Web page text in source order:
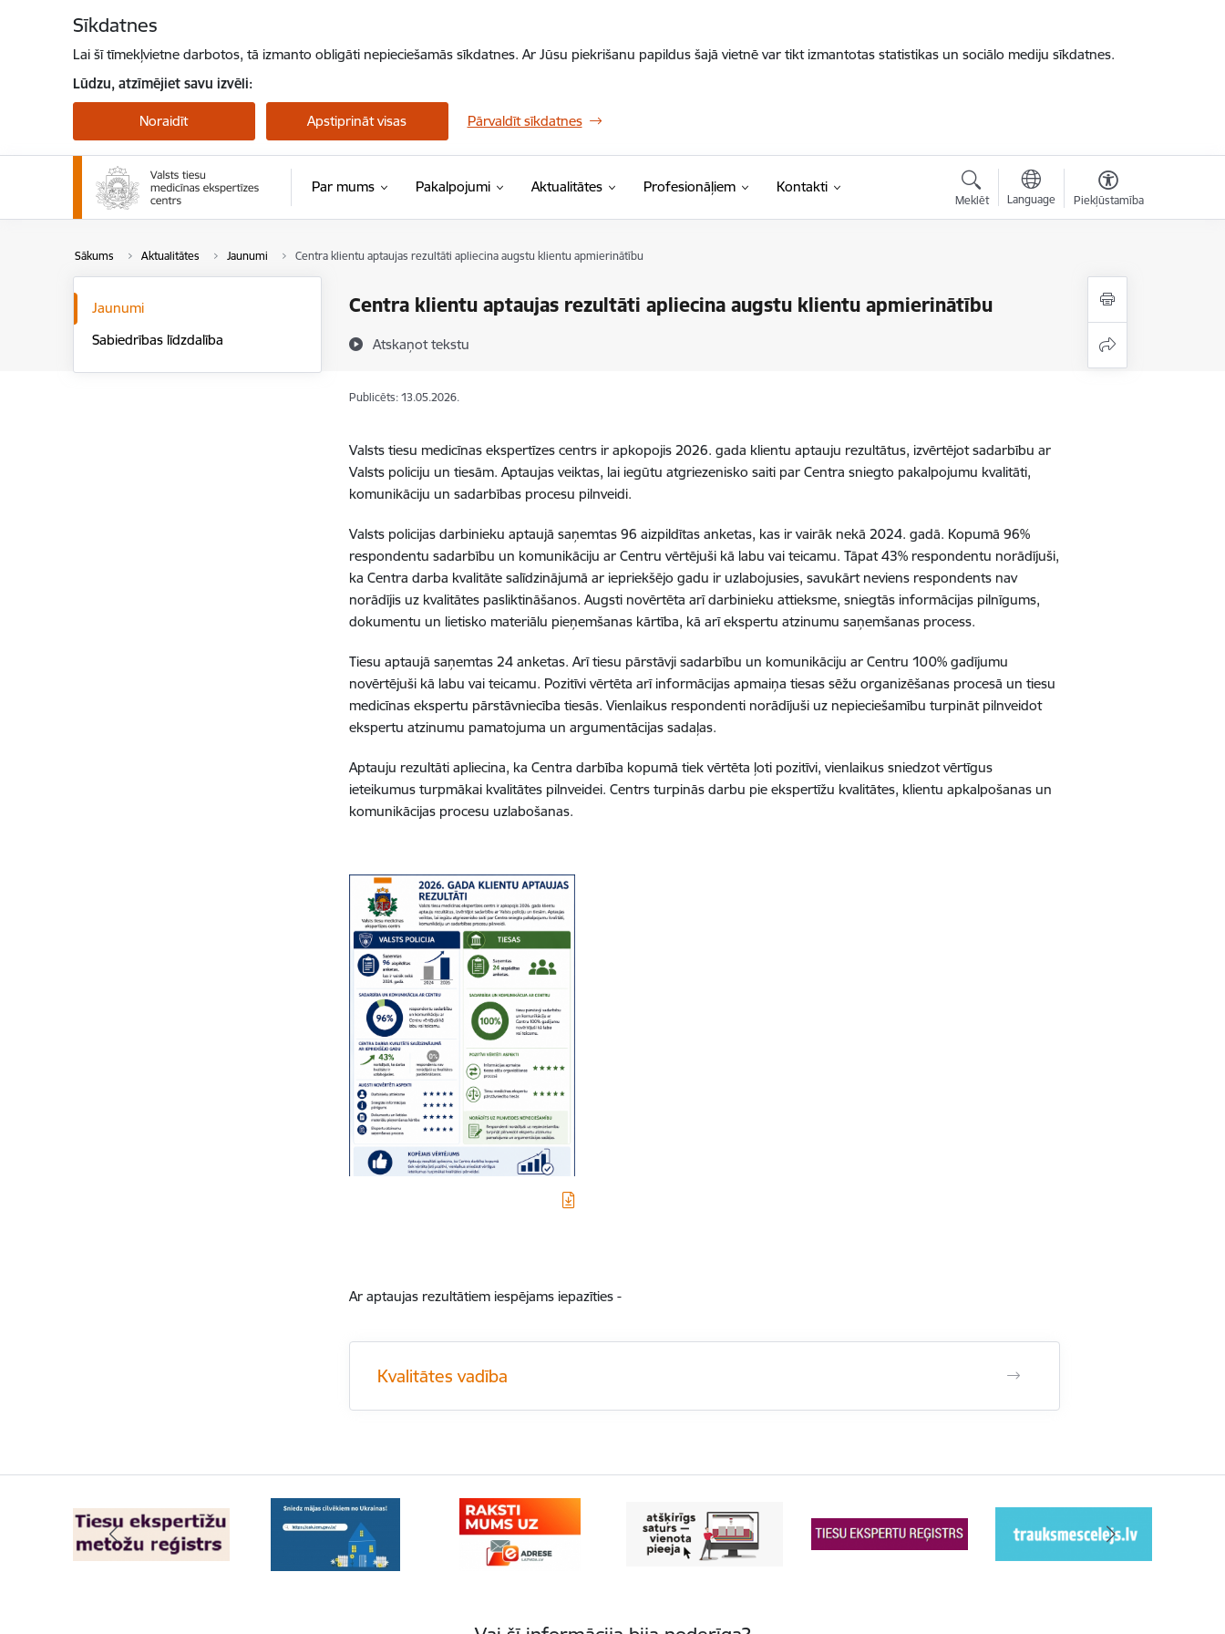
Sīkdatnes
Lai šī tīmekļvietne darbotos, tā izmanto obligāti nepieciešamās sīkdatnes. Ar Jūsu piekrišanu papildus šajā vietnē var tikt izmantotas statistikas un sociālo mediju sīkdatnes.
Lūdzu, atzīmējiet savu izvēli:
Noraidīt Apstiprināt visas Pārvaldīt sīkdatnes
Par mums Pakalpojumi Aktualitātes Profesionāļiem Kontakti
Meklēt Language Piekļūstamība
Sākums Aktualitātes Jaunumi Centra klientu aptaujas rezultāti apliecina augstu klientu apmierinātību
Centra klientu aptaujas rezultāti apliecina augstu klientu apmierinātību
Atskaņot tekstu
Jaunumi
Sabiedrības līdzdalība
Publicēts: 13.05.2026.
Valsts tiesu medicīnas ekspertīzes centrs ir apkopojis 2026. gada klientu aptauju rezultātus, izvērtējot sadarbību ar
Valsts policiju un tiesām. Aptaujas veiktas, lai iegūtu atgriezenisko saiti par Centra sniegto pakalpojumu kvalitāti,
komunikāciju un sadarbības procesu pilnveidi.
Valsts policijas darbinieku aptaujā saņemtas 96 aizpildītas anketas, kas ir vairāk nekā 2024. gadā. Kopumā 96%
respondentu sadarbību un komunikāciju ar Centru vērtējuši kā labu vai teicamu. Tāpat 43% respondentu norādījuši,
ka Centra darba kvalitāte salīdzinājumā ar iepriekšējo gadu ir uzlabojusies, savukārt neviens respondents nav
norādījis uz kvalitātes pasliktināšanos. Augsti novērtēta arī darbinieku attieksme, sniegtās informācijas pilnīgums,
dokumentu un lietisko materiālu pieņemšanas kārtība, kā arī ekspertu atzinumu saņemšanas process.
Tiesu aptaujā saņemtas 24 anketas. Arī tiesu pārstāvji sadarbību un komunikāciju ar Centru 100% gadījumu
novērtējuši kā labu vai teicamu. Pozitīvi vērtēta arī informācijas apmaiņa tiesas sēžu organizēšanas procesā un tiesu
medicīnas ekspertu pārstāvniecība tiesās. Vienlaikus respondenti norādījuši uz nepieciešamību turpināt pilnveidot
ekspertu atzinumu pamatojuma un argumentācijas sadaļas.
Aptauju rezultāti apliecina, ka Centra darbība kopumā tiek vērtēta ļoti pozitīvi, vienlaikus sniedzot vērtīgus
ieteikumus turpmākai kvalitātes pilnveidei. Centrs turpinās darbu pie ekspertīžu kvalitātes, klientu apkalpošanas un
komunikācijas procesu uzlabošanas.
Ar aptaujas rezultātiem iespējams iepazīties -
Kvalitātes vadība